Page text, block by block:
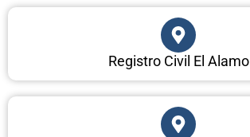
Registro Civil El Alamo